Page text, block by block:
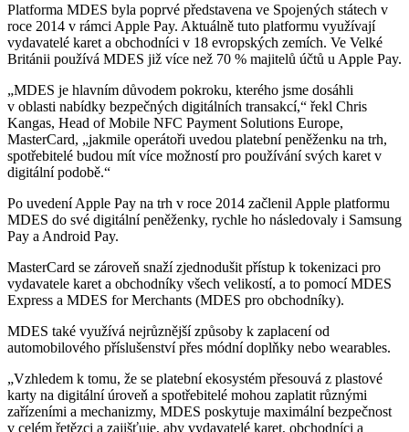
Platforma MDES byla poprvé představena ve Spojených státech v
roce 2014 v rámci Apple Pay. Aktuálně tuto platformu využívají
vydavatelé karet a obchodníci v 18 evropských zemích. Ve Velké
Británii používá MDES již více než 70 % majitelů účtů u Apple Pay.
„MDES je hlavním důvodem pokroku, kterého jsme dosáhli
v oblasti nabídky bezpečných digitálních transakcí,“ řekl Chris
Kangas, Head of Mobile NFC Payment Solutions Europe,
MasterCard, „jakmile operátoři uvedou platební peněženku na trh,
spotřebitelé budou mít více možností pro používání svých karet v
digitální podobě.“
Po uvedení Apple Pay na trh v roce 2014 začlenil Apple platformu
MDES do své digitální peněženky, rychle ho následovaly i Samsung
Pay a Android Pay.
MasterCard se zároveň snaží zjednodušit přístup k tokenizaci pro
vydavatele karet a obchodníky všech velikostí, a to pomocí MDES
Express a MDES for Merchants (MDES pro obchodníky).
MDES také využívá nejrůznější způsoby k zaplacení od
automobilového příslušenství přes módní doplňky nebo wearables.
„Vzhledem k tomu, že se platební ekosystém přesouvá z plastové
karty na digitální úroveň a spotřebitelé mohou zaplatit různými
zařízeními a mechanizmy, MDES poskytuje maximální bezpečnost
v celém řetězci a zajišťuje, aby vydavatelé karet, obchodníci a